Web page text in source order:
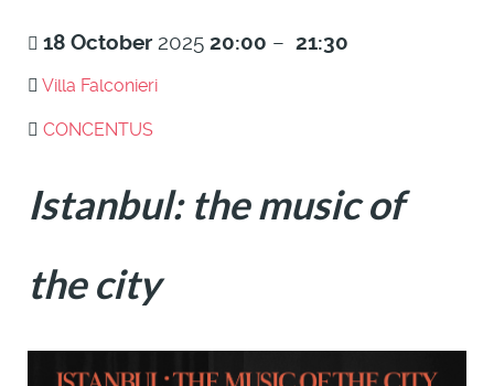
18 October 2025 20:00 – 21:30
Villa Falconieri
CONCENTUS
Istanbul: the music of
the city